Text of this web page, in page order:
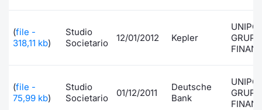
(file -
318,11 kb)
Studio
Societario
12/01/2012 Kepler
(file -
75,99 kb)
Studio
Societario
01/12/2011
Deutsche
Bank